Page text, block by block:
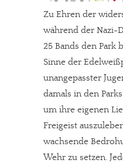
Zu Ehren der
während der Nazi-
25 Bands den Park
Sinne der
unangepasster
damals in den
um ihre eigenen
Freigeist
wachsende
Wehr zu setzen.